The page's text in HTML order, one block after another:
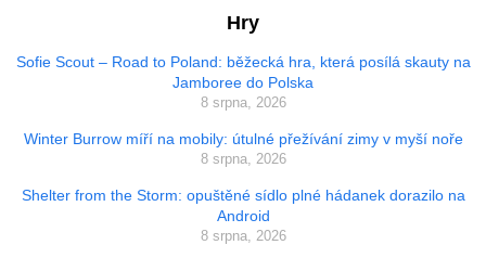
Hry
Sofie Scout – Road to Poland: běžecká hra, která posílá skauty na
Jamboree do Polska
8 srpna, 2026
Winter Burrow míří na mobily: útulné přežívání zimy v myší noře
8 srpna, 2026
Shelter from the Storm: opuštěné sídlo plné hádanek dorazilo na
Android
8 srpna, 2026